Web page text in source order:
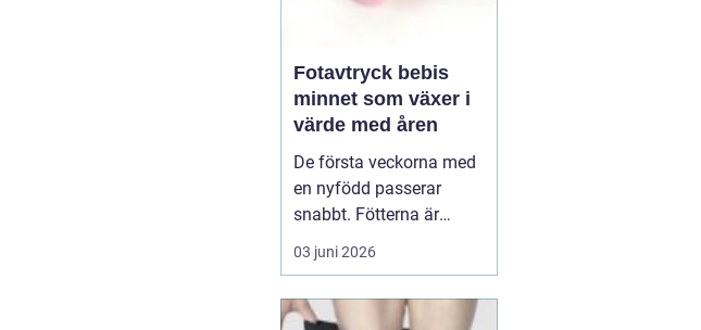
Fotavtryck bebis
minnet som växer i
värde med åren
De första veckorna med
en nyfödd passerar
snabbt. Fötterna är
pyttesmå, huden är mjuk
och varje liten rynka
föräldrar vill fånga den
03 juni 2026